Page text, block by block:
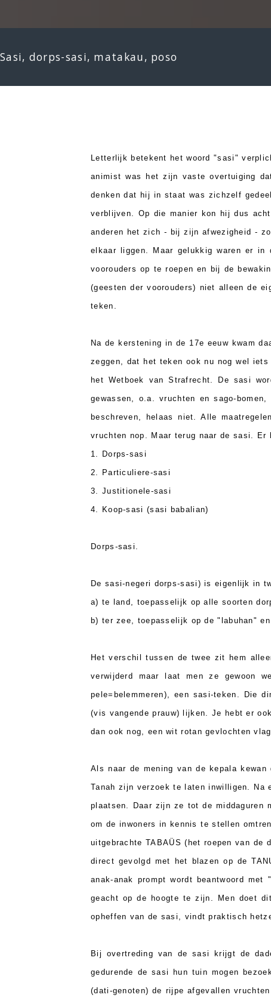
Sasi, dorps-sasi, matakau, poso
Letterlijk betekent het woord "sasi"
animist was het zijn vaste overtuiging
denken dat hij in staat was zichzelf
verblijven. Op die manier kon hij dus
anderen het zich - bij zijn afwezigheid -
elkaar liggen. Maar gelukkig waren er in
voorouders op te roepen en bij de
(geesten der voorouders) niet alleen de
teken.
Na de kerstening in de 17e eeuw kwam
zeggen, dat het teken ook nu nog wel
het Wetboek van Strafrecht. De sasi
gewassen, o.a. vruchten en sago-
beschreven, helaas niet. Alle
vruchten nop. Maar terug naar de sasi. Er
1. Dorps-sasi
2. Particuliere-sasi
3. Justitionele-sasi
4. Koop-sasi (sasi babalian)
Dorps-sasi.
De sasi-negeri dorps-sasi) is eigenlijk in
a) te land, toepasselijk op alle soorten
b) ter zee, toepasselijk op de "labuhan"
Het verschil tussen de twee zit hem
verwijderd maar laat men ze gewoon
pele=belemmeren), een sasi-teken. Die
(vis vangende prauw) lijken. Je hebt er
dan ook nog, een wit rotan gevlochten
Als naar de mening van de kepala
Tanah zijn verzoek te laten inwilligen. Na
plaatsen. Daar zijn ze tot de middaguren
om de inwoners in kennis te stellen
uitgebrachte TABAÜS (het roepen van de
direct gevolgd met het blazen op de
anak-anak prompt wordt beantwoord
geacht op de hoogte te zijn. Men doet
opheffen van de sasi, vindt praktisch
Bij overtreding van de sasi krijgt de
gedurende de sasi hun tuin mogen
(dati-genoten) de rijpe afgevallen